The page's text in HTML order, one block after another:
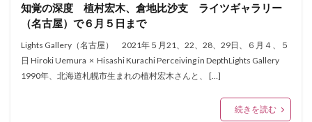
知覚の深度 植村宏木、倉地比沙支 ライツギャラリー
（名古屋）で６月５日まで
Lights Gallery（名古屋） 2021年５月21、22、28、29日、６月４、５
日 Hiroki Uemura × Hisashi Kurachi Perceiving in DepthLights Gallery
1990年、北海道札幌市生まれの植村宏木さんと、 […]
続きを読む